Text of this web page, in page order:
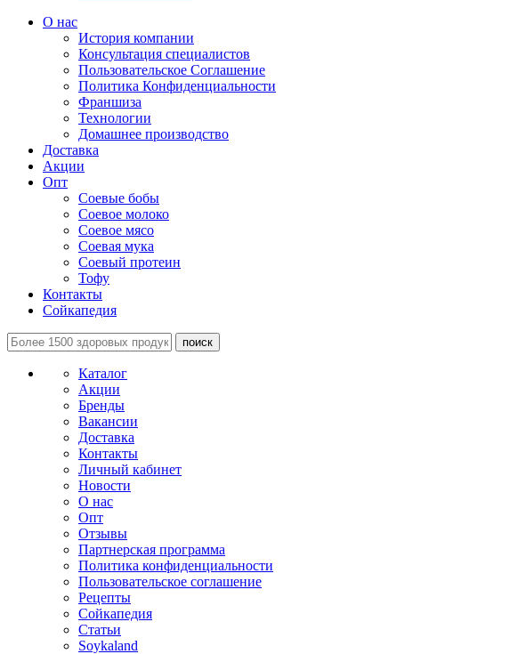
О нас
История компании
Консультация специалистов
Пользовательское Соглашение
Политика Конфиденциальности
Франшиза
Технологии
Домашнее производство
Доставка
Акции
Опт
Соевые бобы
Соевое молоко
Соевое мясо
Соевая мука
Соевый протеин
Тофу
Контакты
Сойкапедия
поиск
Каталог
Акции
Бренды
Вакансии
Доставка
Контакты
Личный кабинет
Новости
О нас
Опт
Отзывы
Партнерская программа
Политика конфиденциальности
Пользовательское соглашение
Рецепты
Сойкапедия
Статьи
Soykaland